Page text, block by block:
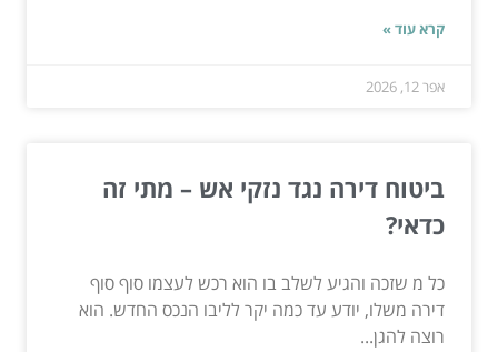
קרא עוד »
אפר 12, 2026
ביטוח דירה נגד נזקי אש – מתי זה
כדאי?
כל מ שזכה והגיע לשלב בו הוא רכש לעצמו סוף סוף
דירה משלו, יודע עד כמה יקר לליבו הנכס החדש. הוא
רוצה להגן...